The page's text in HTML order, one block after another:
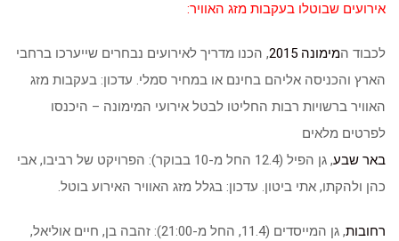
אירועים שבוטלו בעקבות מזג האוויר:
לכבוד המימונה 2015
, הכנו מדריך לאירועים נבחרים שייערכו ברחבי
הארץ והכניסה אליהם בחינם או במחיר סמלי. עדכון: בעקבות מזג
האוויר ברשויות רבות החליטו לבטל אירועי המימונה – היכנסו
לפרטים מלאים
באר שבע
, גן הפיל (12.4 החל מ-10 בבוקר): הפרויקט של רביבו, אבי
כהן ולהקתו, אתי ביטון. עדכון: בגלל מזג האוויר האירוע בוטל.
רחובות
, גן המייסדים (11.4, החל מ-21:00): זהבה בן, חיים אוליאל,